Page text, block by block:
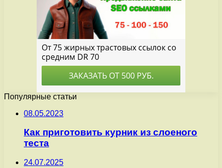
Популярные статьи
08.05.2023
Как приготовить курник из слоеного
теста
24.07.2025